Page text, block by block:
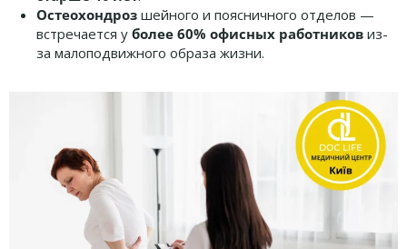
Остеохондроз шейного и поясничного отделов —
встречается у более 60% офисных работников из-
за малоподвижного образа жизни.